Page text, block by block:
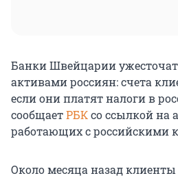
Банки Швейцарии ужесточат
активами россиян: счета
если они платят налоги в
сообщаетРБКсо ссылкой на
работающих с российскими
Около месяца назад клиенты